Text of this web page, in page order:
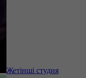
Жетінші студия